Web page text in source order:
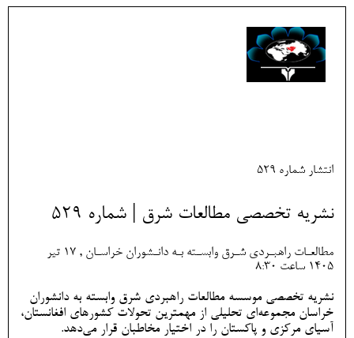
انتشار شماره 529
نشریه تخصصی مطالعات شرق | شماره 529
مطالعـات راهبـردی شـرق وابسـته بـه دانـشوران خراسـان , 17 تير
1405 ساعت 8:30
نشریه تخصصی موسسه مطالعات راهبردی شرق وابسته به دانشوران
خراسان مجموعه‌ای تحلیلی از مهمترین تحولات کشورهای افغانستان،
آسیای مرکزی و پاکستان را در اختیار مخاطبان قرار می‌دهد.